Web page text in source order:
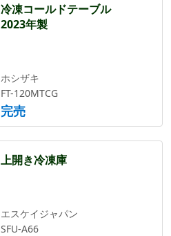
冷凍コールドテーブル
2023年製
ホシザキ
FT-120MTCG
完売
上開き冷凍庫
エスケイジャパン
SFU-A66